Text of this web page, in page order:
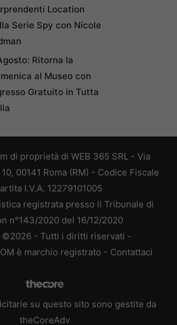
Location
Serie Spy con Nicole
Ritorna la
al Museo con
Gratuito in Tutta
di proprietà di WEB 365 SRL - Via
00141 Roma (RM) - Codice Fiscale
I.V.A. 12279101005
registrata presso il Tribunale di
n°143/2020 del 16/12/2020
©2026 - Tutti i diritti riservati -
è marchio registrato - Contattaci
su questo sito sono gestite da
theCoreAdv